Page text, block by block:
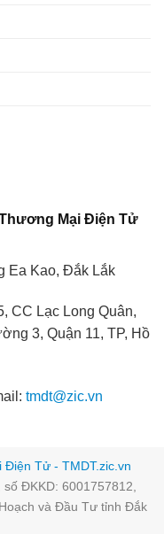
Mại Điện Tử
Ea Kao, Đắk Lắk
CC Lạc Long Quân,
3, Quận 11, TP, Hồ
tmdt@zic.vn
Tử - TMDT.zic.vn
số ĐKKD: 6001757812,
và Đầu Tư tỉnh Đắk